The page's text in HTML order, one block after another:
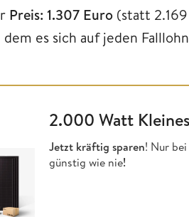
Preis: 1.307 Euro (statt
es sich auf jeden
2.000 Watt
Jetzt kräftig sparen! Nur
günstig wie nie!